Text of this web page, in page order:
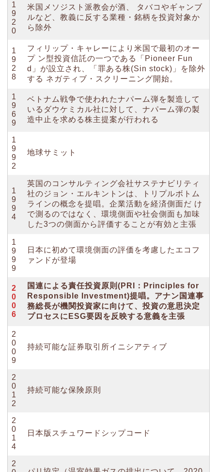
1
9
2
0
米国メソジスト派教会が酒、 タバコやギャンブ
ルなど、教義に反する業種・銘柄を投資対象か
ら除外
1
9
2
8
フィリップ・キャレーにより米国で最初のオー
プ ン型投資信託の一つである「Pioneer Fun
d」が設立され、「罪ある株(Sin stock)」を除外
する ネガティブ・スクリーニング開始。
1
9
6
9
ベトナム戦争で使われたナパーム弾を製造して
いるダウケミカル社に対して、ナパーム弾の製
造中止を求める株主提案が行われる
1
9
9
2
地球サミット
1
9
9
4
英国のコンサルティング会社サステナビリティ
社のジョン・エルキントンは、トリプルボトム
ラインの概念を提唱。企業活動を経済側面だ け
で測るのではなく、環境側面や社会側面も加味
した3つの側面から評価することが有効と主張
1
9
9
9
日本に初めて環境側面の評価を考慮したエコフ
ァンドが登場
2
0
0
6
国連による責任投資原則(PRI：Principles for
Responsible Investment)提唱。アナン国連事
務総長が機関投資家に向けて、投資の意思決定
プロセスにESG要因を反映する意義を主張
2
0
0
9
持続可能な証券取引所イニシアティブ
2
0
1
2
持続可能な保険原則
2
0
1
4
日本版スチュワードシップコード
2